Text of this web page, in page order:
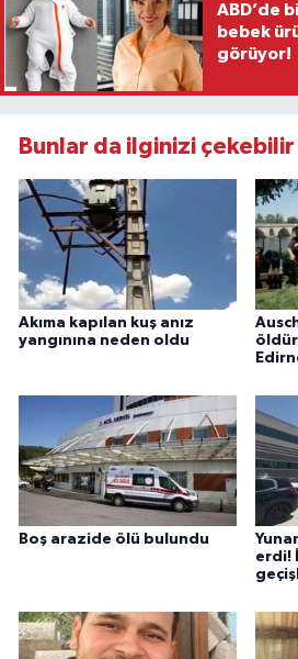
ABD’de
bebek
görüyor!
Bunlar da ilginizi çekebilir
Akıma kapılan kuş anız
yangınına neden oldu
Boş arazide ölü bulundu
erdi!